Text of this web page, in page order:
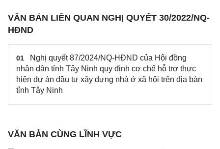
VĂN BẢN LIÊN QUAN NGHỊ QUYẾT 30/2022/NQ-
HĐND
01
Nghị quyết 87/2024/NQ-HĐND của Hội đồng
nhân dân tỉnh Tây Ninh quy định cơ chế hỗ trợ thực
hiện dự án đầu tư xây dựng nhà ở xã hội trên địa bàn
tỉnh Tây Ninh
VĂN BẢN CÙNG LĨNH VỰC